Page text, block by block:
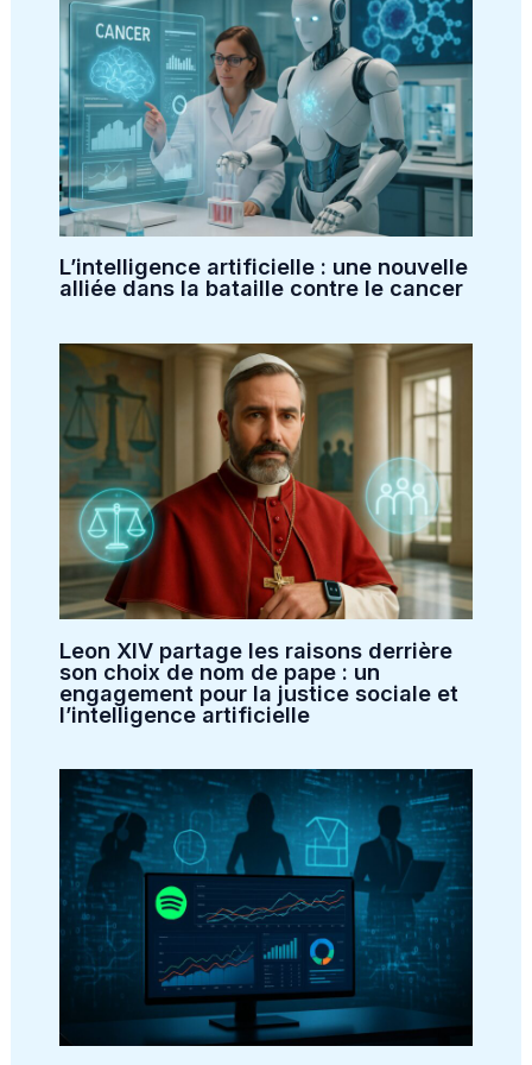
L’intelligence artificielle : une nouvelle
alliée dans la bataille contre le cancer
Leon XIV partage les raisons derrière
son choix de nom de pape : un
engagement pour la justice sociale et
l’intelligence artificielle